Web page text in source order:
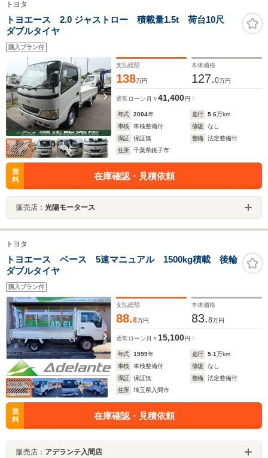
トヨタ
トヨエース 2.0 ジャストロー 積載量1.5t 荷台10尺
ダブルタイヤ
購入プラン付
支払総額
138万円
本体価格
127.0万円
通常ローン 月々41,400円
年式 2004年 走行 5.6万km
車検
車検整備付 修復
なし
保証
保証無 整備
法定整備付
住所
千葉県銚子市
無
料
在庫確認・見積依頼
販売店： 光陽モータース
トヨタ
トヨエース ベース 5速マニュアル 1500kg積載 後輪
ダブルタイヤ
購入プラン付
支払総額
88.8万円
本体価格
83.8万円
通常ローン 月々15,100円
年式 1999年 走行 5.1万km
車検
車検整備付 修復
なし
保証
保証無 整備
法定整備付
住所
埼玉県入間市
無
料
在庫確認・見積依頼
販売店： アデランテ入間店